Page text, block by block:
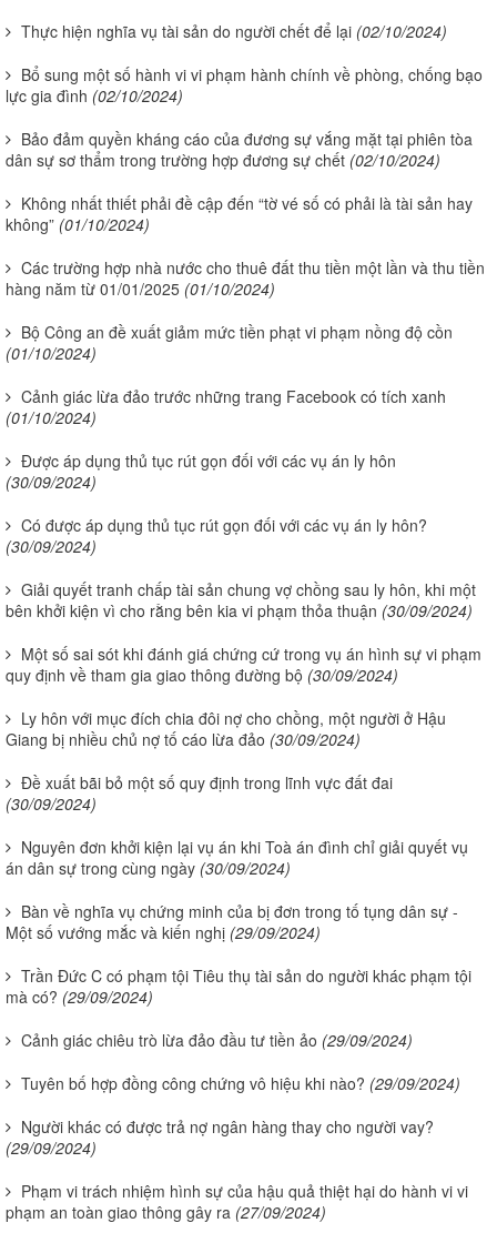
Thực hiện nghĩa vụ tài sản do người chết để lại (02/10/2024)
Bổ sung một số hành vi vi phạm hành chính về phòng, chống bạo
lực gia đình (02/10/2024)
Bảo đảm quyền kháng cáo của đương sự vắng mặt tại phiên tòa
dân sự sơ thẩm trong trường hợp đương sự chết (02/10/2024)
Không nhất thiết phải đề cập đến “tờ vé số có phải là tài sản hay
không” (01/10/2024)
Các trường hợp nhà nước cho thuê đất thu tiền một lần và thu tiền
hàng năm từ 01/01/2025 (01/10/2024)
Bộ Công an đề xuất giảm mức tiền phạt vi phạm nồng độ cồn
(01/10/2024)
Cảnh giác lừa đảo trước những trang Facebook có tích xanh
(01/10/2024)
Được áp dụng thủ tục rút gọn đối với các vụ án ly hôn
(30/09/2024)
Có được áp dụng thủ tục rút gọn đối với các vụ án ly hôn?
(30/09/2024)
Giải quyết tranh chấp tài sản chung vợ chồng sau ly hôn, khi một
bên khởi kiện vì cho rằng bên kia vi phạm thỏa thuận (30/09/2024)
Một số sai sót khi đánh giá chứng cứ trong vụ án hình sự vi phạm
quy định về tham gia giao thông đường bộ (30/09/2024)
Ly hôn với mục đích chia đôi nợ cho chồng, một người ở Hậu
Giang bị nhiều chủ nợ tố cáo lừa đảo (30/09/2024)
Đề xuất bãi bỏ một số quy định trong lĩnh vực đất đai
(30/09/2024)
Nguyên đơn khởi kiện lại vụ án khi Toà án đình chỉ giải quyết vụ
án dân sự trong cùng ngày (30/09/2024)
Bàn về nghĩa vụ chứng minh của bị đơn trong tố tụng dân sự -
Một số vướng mắc và kiến nghị (29/09/2024)
Trần Đức C có phạm tội Tiêu thụ tài sản do người khác phạm tội
mà có? (29/09/2024)
Cảnh giác chiêu trò lừa đảo đầu tư tiền ảo (29/09/2024)
Tuyên bố hợp đồng công chứng vô hiệu khi nào? (29/09/2024)
Người khác có được trả nợ ngân hàng thay cho người vay?
(29/09/2024)
Phạm vi trách nhiệm hình sự của hậu quả thiệt hại do hành vi vi
phạm an toàn giao thông gây ra (27/09/2024)